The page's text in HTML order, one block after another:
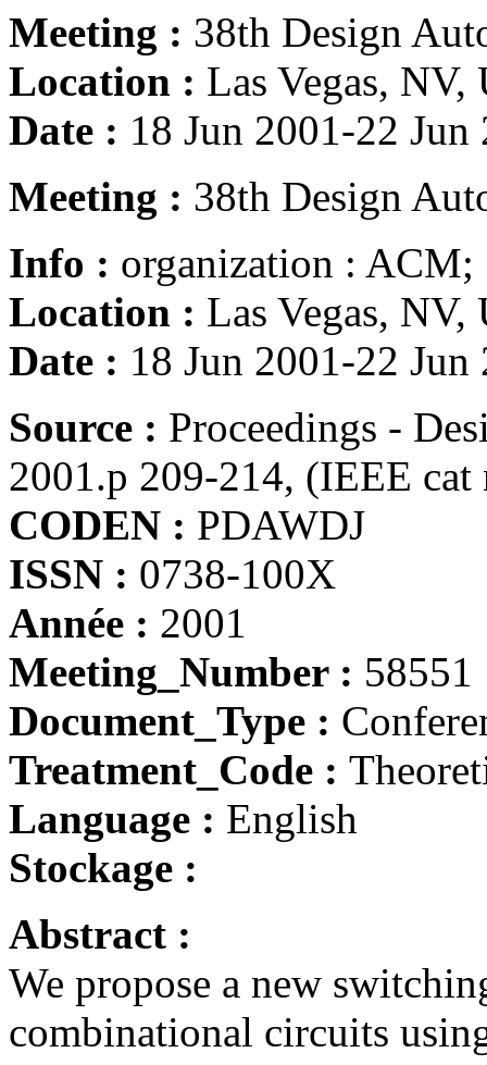
Meeting : 38th Design
Location : Las Vegas, NV,
Date : 18 Jun 2001-22 Jun
Meeting : 38th Design
Info : organization :
Location : Las Vegas, NV,
Date : 18 Jun 2001-22 Jun
Source : Proceedings -
2001.p 209-214, (IEEE
CODEN : PDAWDJ
ISSN : 0738-100X
Année : 2001
Meeting_Number : 58551
Document_Type :
Treatment_Code :
Language : English
Stockage :
Abstract :
We propose a new
combinational circuits